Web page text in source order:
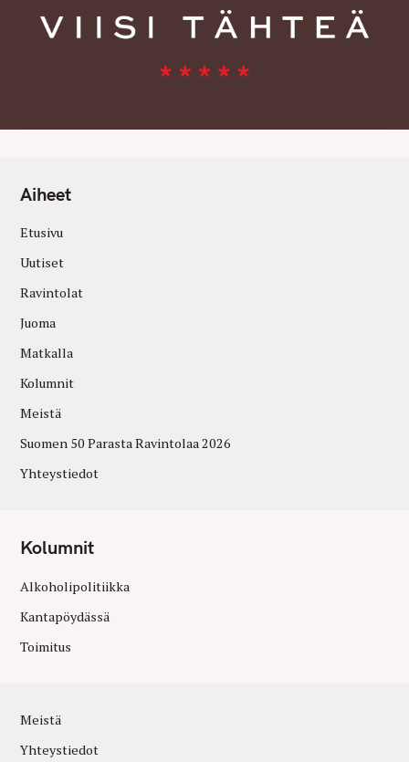
Aiheet
Etusivu
Uutiset
Ravintolat
Juoma
Matkalla
Kolumnit
Meistä
Suomen 50 Parasta Ravintolaa 2026
Yhteystiedot
Kolumnit
Alkoholipolitiikka
Kantapöydässä
Toimitus
Meistä
Yhteystiedot